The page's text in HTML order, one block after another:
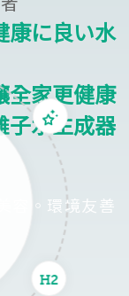
康に良い水
全家更健康
子水生成器
容。環境友善